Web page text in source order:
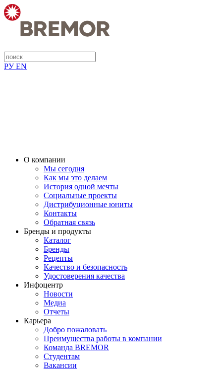
РУ EN
О компании
Мы сегодня
Как мы это делаем
История одной мечты
Социальные проекты
Дистрибуционные юниты
Контакты
Обратная связь
Бренды и продукты
Каталог
Бренды
Рецепты
Качество и безопасность
Удостоверения качества
Инфоцентр
Новости
Медиа
Отчеты
Карьера
Добро пожаловать
Преимущества работы в компании
Команда BREMOR
Студентам
Вакансии